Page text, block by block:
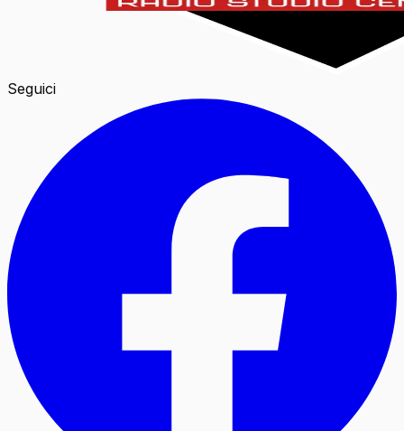
Seguici